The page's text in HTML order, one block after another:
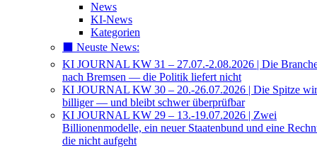
News
KI-News
Kategorien
⬛️ Neuste News:
KI JOURNAL KW 31 – 27.07.-2.08.2026 | Die
nach Bremsen — die Politik liefert nicht
KI JOURNAL KW 30 – 20.-26.07.2026 | Die Spitze
billiger — und bleibt schwer überprüfbar
KI JOURNAL KW 29 – 13.-19.07.2026 | Zwei
Billionenmodelle, ein neuer Staatenbund und eine
die nicht aufgeht